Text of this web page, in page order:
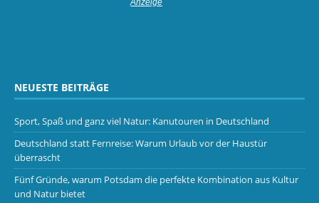
NEUESTE BEITRÄGE
Sport, Spaß und ganz viel Natur: Kanutouren in Deutschland
Deutschland statt Fernreise: Warum Urlaub vor der Haustür
überrascht
Fünf Gründe, warum Potsdam die perfekte Kombination aus Kultur
und Natur bietet